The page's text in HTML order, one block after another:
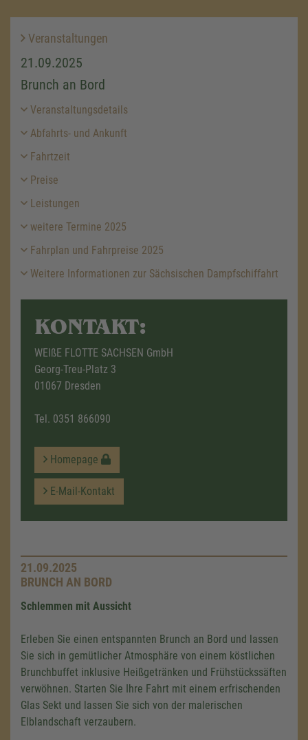
Veranstaltungen
21.09.2025
Brunch an Bord
Veranstaltungsdetails
Abfahrts- und Ankunft
Fahrtzeit
Preise
Leistungen
weitere Termine 2025
Fahrplan und Fahrpreise 2025
Weitere Informationen zur Sächsischen Dampfschiffahrt
KONTAKT:
WEIßE FLOTTE SACHSEN GmbH
Georg-Treu-Platz 3
01067 Dresden
Tel. 0351 866090
Homepage
E-Mail-Kontakt
21.09.2025
BRUNCH AN BORD
Schlemmen mit Aussicht
Erleben Sie einen entspannten Brunch an Bord und lassen
Sie sich in gemütlicher Atmosphäre von einem köstlichen
Brunchbuffet inklusive Heißgetränken und Frühstückssäften
verwöhnen. Starten Sie Ihre Fahrt mit einem erfrischenden
Glas Sekt und lassen Sie sich von der malerischen
Elblandschaft verzaubern.